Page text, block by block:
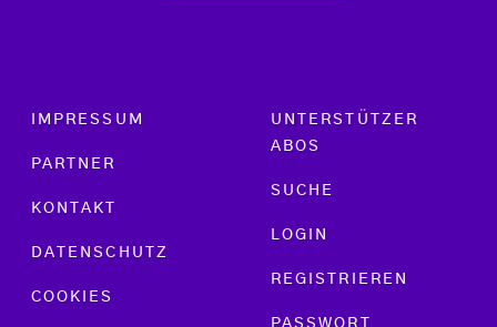
Footer menu
IMPRESSUM
PARTNER
KONTAKT
DATENSCHUTZ
COOKIES
UNTERSTÜTZER
ABOS
SUCHE
LOGIN
REGISTRIEREN
PASSWORT